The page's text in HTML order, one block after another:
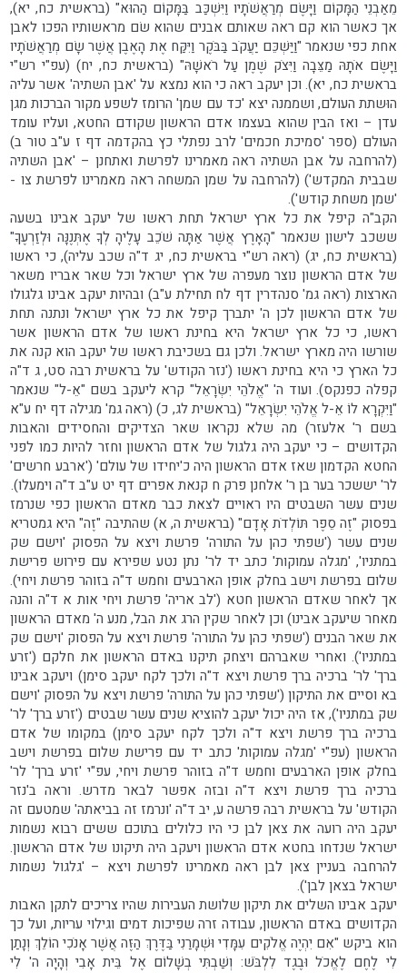
מֵאַבְנֵי הַמָּקוֹם וַיָּשֶׂם מְרַאֲשֹׁתָיו וַיִּשְׁכַּב בַּמָּקוֹם הַהוּא" (בראשית כח, יא),
אך כאשר הוא קם ראה שאותם אבנים שהוא שׂם מראשותיו הפכו לאבן
אחת כפי שנאמר "וַיַּשְׁכֵּם יַעֲקֹב בַּבֹּקֶר וַיִּקַּח אֶת הָאֶבֶן אֲשֶׁר שָׂם מְרַאֲשֹׁתָיו
וַיָּשֶׂם אֹתָהּ מַצֵּבָה וַיִּצֹק שֶׁמֶן עַל רֹאשָׁהּ" (בראשית כח, יח) (עפ"י רש"י
בראשית כח, יא). וכן יעקב ראה כי הוא נמצא על 'אבן השתיה' אשר עליה
הוּשתת העולם, ושממנה יצא 'כד עם שמן' הרומז לשפע מקור הברכות מגן
עדן – ואז הבין שהוא בעצמו אדם הראשון שקודם החטא, ועליו עומד
העולם (ספר 'סמיכת חכמים' לרב נפתלי כץ בהקדמה דף ז ע"ב טור ב)
(להרחבה על אבן השתיה ראה מאמרינו לפרשת ואתחנן – 'אבן השתיה
שבבית המקדש') (להרחבה על שמן המשחה ראה מאמרינו לפרשת צו -
'שמן משחת קודש').
הקב"ה קיפל את כל ארץ ישראל תחת ראשו של יעקב אבינו בשעה
ששכב לישון שנאמר "הָאָרֶץ אֲשֶׁר אַתָּה שֹׁכֵב עָלֶיהָ לְךָ אֶתְּנֶנָּה וּלְזַרְעֶךָ"
(בראשית כח, יג) (ראה רש"י בראשית כח, יג ד"ה שכב עליה), כי ראשו
של אדם הראשון נוצר מעפרה של ארץ ישראל וכל שאר אבריו משאר
הארצות (ראה גמ' סנהדרין דף לח תחילת ע"ב) ובהיות יעקב אבינו גלגולו
של אדם הראשון לכן ה' יתברך קיפל את כל ארץ ישראל ונתנה תחת
ראשו, כי כל ארץ ישראל היא בחינת ראשו של אדם הראשון אשר
שורשו היה מארץ ישראל. ולכן גם בשכיבת ראשו של יעקב הוא קנה את
כל הארץ כי היא בחינת ראשו ('נזר הקודש' על בראשית רבה סט, ג ד"ה
קפלה כפנקס). ועוד ה' "אֱלֹהֵי יִשְׂרָאֵל" קרא ליעקב בשם "אֵ-ל" שנאמר
"וַיִּקְרָא לוֹ אֵ-ל אֱלֹהֵי יִשְׂרָאֵל" (בראשית לג, כ) (ראה גמ' מגילה דף יח ע"א
בשם ר' אלעזר) מה שלא נקראו שאר הצדיקים והחסידים והאבות
הקדושים – כי יעקב היה גלגול של אדם הראשון וחזר להיות כמו לפני
החטא הקדמון שאז אדם הראשון היה כ'יחידו של עולם' ('ארבע חרשים'
לר' יששכר בער בן ר' אלחנן פרק ח קנאת אפרים דף יט ע"ב ד"ה וימעלו).
שנים עשר השבטים היו ראויים לצאת כבר מאדם הראשון כפי שנרמז
בפסוק "זֶה סֵפֶר תּוֹלְדֹת אָדָם" (בראשית ה, א) שהתיבה "זֶה" היא גמטריא
שנים עשר ('שפתי כהן על התורה' פרשת ויצא על הפסוק 'וישם שק
במתניו', 'מגלה עמוקות' כתב יד לר' נתן נטע שפירא עם פירוש פרישת
שלום בפרשת וישב בחלק אופן הארבעים וחמש ד"ה בזוהר פרשת ויחי).
אך לאחר שאדם הראשון חטא ('לב אריה' פרשת ויחי אות א ד"ה והנה
מאחר שיעקב אבינו) וכן לאחר שקין הרג את הבל, מנע ה' מאדם הראשון
את שאר הבנים ('שפתי כהן על התורה' פרשת ויצא על הפסוק 'וישם שק
במתניו'). ואחרי שאברהם ויצחק תיקנו באדם הראשון את חלקם ('זרע
ברך' לר' ברכיה ברך פרשת ויצא ד"ה ולכך לקח יעקב סימן) ויעקב אבינו
בא וסיים את התיקון ('שפתי כהן על התורה' פרשת ויצא על הפסוק 'וישם
שק במתניו'), אז היה יכול יעקב להוציא שנים עשר שבטים ('זרע ברך' לר'
ברכיה ברך פרשת ויצא ד"ה ולכך לקח יעקב סימן) במקומו של אדם
הראשון (עפ"י 'מגלה עמוקות' כתב יד עם פרישת שלום בפרשת וישב
בחלק אופן הארבעים וחמש ד"ה בזוהר פרשת ויחי, עפ"י 'זרע ברך' לר'
ברכיה ברך פרשת ויצא ד"ה ובזה אפשר לבאר מדרש. וראה ב'נזר
הקודש' על בראשית רבה פרשה ע, יב ד"ה 'ונרמז זה בביאתה' שמטעם זה
יעקב היה רועה את צאן לבן כי היו כלולים בתוכם ששים רבוא נשמות
ישראל שנדחו בחטא אדם הראשון ויעקב היה תיקונו של אדם הראשון.
להרחבה בעניין צאן לבן ראה מאמרינו לפרשת ויצא – 'גלגול נשמות
ישראל בצאן לבן').
יעקב אבינו השלים את תיקון שלושת העבירות שהיו צריכים לתקן האבות
הקדושים באדם הראשון, עבודה זרה שפיכות דמים וגילוי עריות, ועל כך
הוא ביקש "אִם יִהְיֶה אֱלֹקִים עִמָּדִי וּשְׁמָרַנִי בַּדֶּרֶךְ הַזֶּה אֲשֶׁר אָנֹכִי הוֹלֵךְ וְנָתַן
לִי לֶחֶם לֶאֱכֹל וּבֶגֶד לִלְבֹּשׁ: וְשַׁבְתִּי בְשָׁלוֹם אֶל בֵּית אָבִי וְהָיָה ה' לִי